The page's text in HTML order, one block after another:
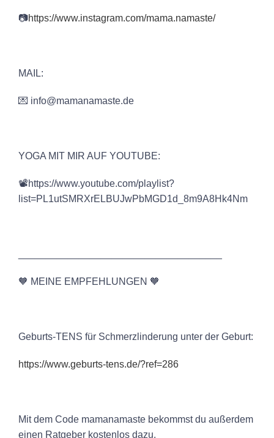
📷⁠⁠⁠⁠https://www.instagram.com/mama.namaste/⁠⁠⁠⁠
MAIL:
💌 info@mamanamaste.de
YOGA MIT MIR AUF YOUTUBE:
📽️https://www.youtube.com/playlist?
list=PL1utSMRXrELBUJwPbMGD1d_8m9A8Hk4Nm
🧡 MEINE EMPFEHLUNGEN 🧡
Geburts-TENS für Schmerzlinderung unter der Geburt:
⁠⁠⁠⁠https://www.geburts-tens.de/?ref=286⁠⁠⁠⁠
Mit dem Code mamanamaste bekommst du außerdem
einen Ratgeber kostenlos dazu.